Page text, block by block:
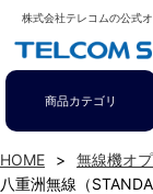
株式会社テレコムの公式
商品カテゴリ
HOME 無線機オ
八重洲無線（